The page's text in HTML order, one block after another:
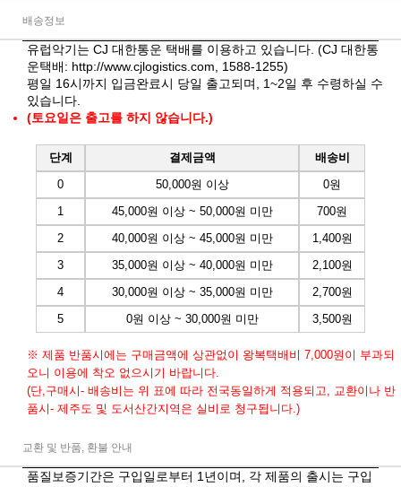
배송정보
유럽악기는 CJ 대한통운 택배를 이용하고 있습니다. (CJ 대한통
운택배: http://www.cjlogistics.com, 1588-1255)
평일 16시까지 입금완료시 당일 출고되며, 1~2일 후 수령하실 수
있습니다.
(토요일은 출고를 하지 않습니다.)
단계 결제금액
배송비
0
50,000원 이상
0원
1
45,000원 이상 ~ 50,000원 미만
700원
2
40,000원 이상 ~ 45,000원 미만
1,400원
3
35,000원 이상 ~ 40,000원 미만
2,100원
4
30,000원 이상 ~ 35,000원 미만
2,700원
5
0원 이상 ~ 30,000원 미만 3,500원
※ 제품 반품시에는 구매금액에 상관없이 왕복택배비 7,000원이 부과되
오니 이용에 착오 없으시기 바랍니다.
(단,구매시- 배송비는 위 표에 따라 전국동일하게 적용되고, 교환이나 반
품시- 제주도 및 도서산간지역은 실비로 청구됩니다.)
교환 및 반품, 환불 안내
품질보증기간은 구입일로부터 1년이며, 각 제품의 출시는 구입